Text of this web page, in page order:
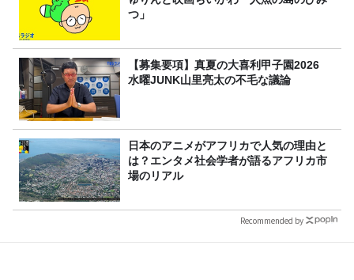
つ」
【募集要項】真夏の大喜利甲子園2026
水曜JUNK山里亮太の不毛な議論
日本のアニメがアフリカで人気の理由と
は？エンタメ社会学者が語るアフリカ市
場のリアル
Recommended by